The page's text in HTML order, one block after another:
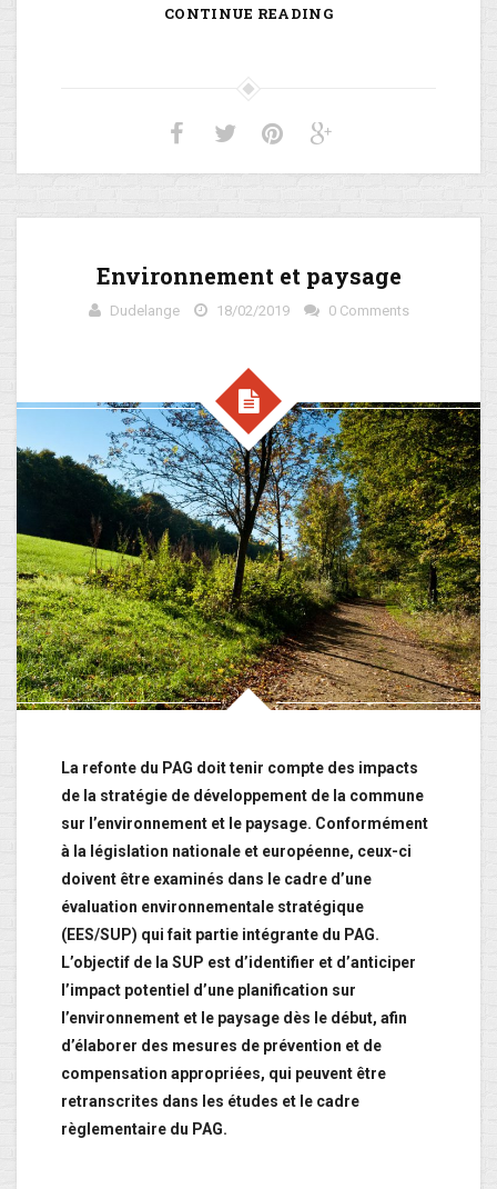
CONTINUE READING
Environnement et paysage
Dudelange 18/02/2019 0 Comments
La refonte du PAG doit tenir compte des impacts
de la stratégie de développement de la commune
sur l’environnement et le paysage. Conformément
à la législation nationale et européenne, ceux-ci
doivent être examinés dans le cadre d’une
évaluation environnementale stratégique
(EES/SUP) qui fait partie intégrante du PAG.
L’objectif de la SUP est d’identifier et d’anticiper
l’impact potentiel d’une planification sur
l’environnement et le paysage dès le début, afin
d’élaborer des mesures de prévention et de
compensation appropriées, qui peuvent être
retranscrites dans les études et le cadre
règlementaire du PAG.